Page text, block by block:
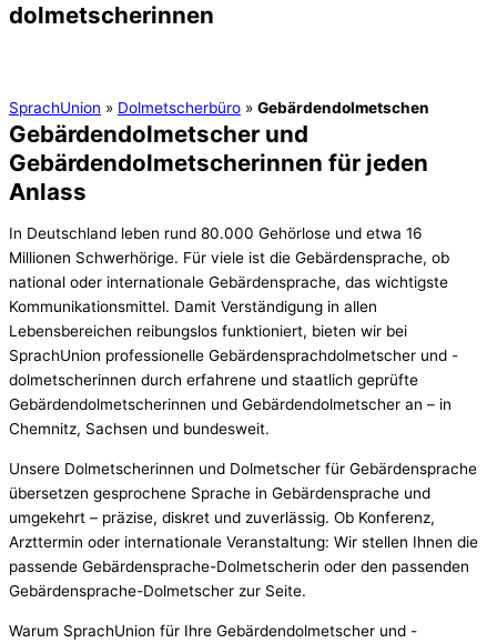
dolmetscherinnen
SprachUnion » Dolmetscherbüro » Gebärdendolmetschen
Gebärdendolmetscher und
Gebärdendolmetscherinnen für jeden
Anlass
In Deutschland leben rund 80.000 Gehörlose und etwa 16
Millionen Schwerhörige. Für viele ist die Gebärdensprache, ob
national oder internationale Gebärdensprache, das wichtigste
Kommunikationsmittel. Damit Verständigung in allen
Lebensbereichen reibungslos funktioniert, bieten wir bei
SprachUnion professionelle Gebärdensprachdolmetscher und -
dolmetscherinnen durch erfahrene und staatlich geprüfte
Gebärdendolmetscherinnen und Gebärdendolmetscher an – in
Chemnitz, Sachsen und bundesweit.
Unsere Dolmetscherinnen und Dolmetscher für Gebärdensprache
übersetzen gesprochene Sprache in Gebärdensprache und
umgekehrt – präzise, diskret und zuverlässig. Ob Konferenz,
Arzttermin oder internationale Veranstaltung: Wir stellen Ihnen die
passende Gebärdensprache-Dolmetscherin oder den passenden
Gebärdensprache-Dolmetscher zur Seite.
Warum SprachUnion für Ihre Gebärdendolmetscher und -